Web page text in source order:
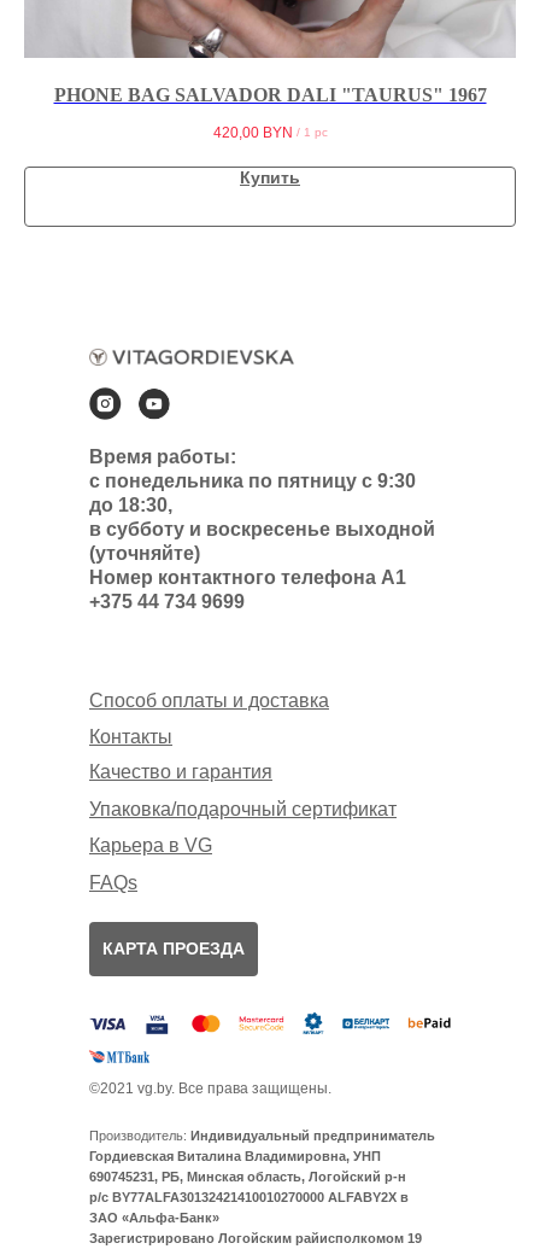
PHONE BAG SALVADOR DALI "TAURUS" 1967
420,00 BYN / 1 pc
Купить
Время работы:
с понедельника по пятницу с 9:30
до 18:30,
в субботу и воскресенье выходной
(уточняйте)
Номер контактного телефона А1
+375 44 734 9699
Производитель: Индивидуальный предприниматель
Гордиевская Виталина Владимировна, УНП
690745231, РБ, Минская область, Логойский р-н
р/с BY77ALFA30132421410010270000 ALFABY2X в
ЗАО «Альфа-Банк»
Зарегистрировано Логойским райисполкомом 19
Способ оплаты и доставка
Контакты
КАРТА ПРОЕЗДА
Упаковка/подарочный сертификат
FAQs
Карьера в VG
©2021 vg.by. Все права защищены.
Качество и гарантия